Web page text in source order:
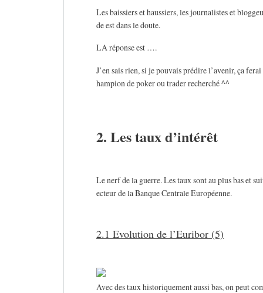
Les baissiers et haussiers, les journalistes et
de est dans le doute.
LA réponse est ….
J’en sais rien, si je pouvais prédire l’avenir, ça
hampion de poker ou trader recherché ^^
2. Les taux d’intérêt
Le nerf de la guerre. Les taux sont au plus bas et
ecteur de la Banque Centrale Européenne.
2.1 Evolution de l’Euribor (5)
Avec des taux historiquement aussi bas, on peut